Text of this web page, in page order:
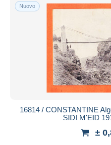
Nuovo
16814 / CONSTANTINE
SIDI M'EID
±